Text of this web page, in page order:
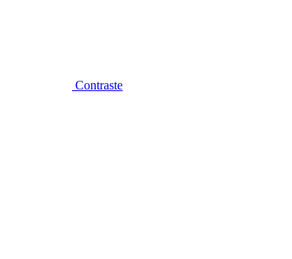
Contraste